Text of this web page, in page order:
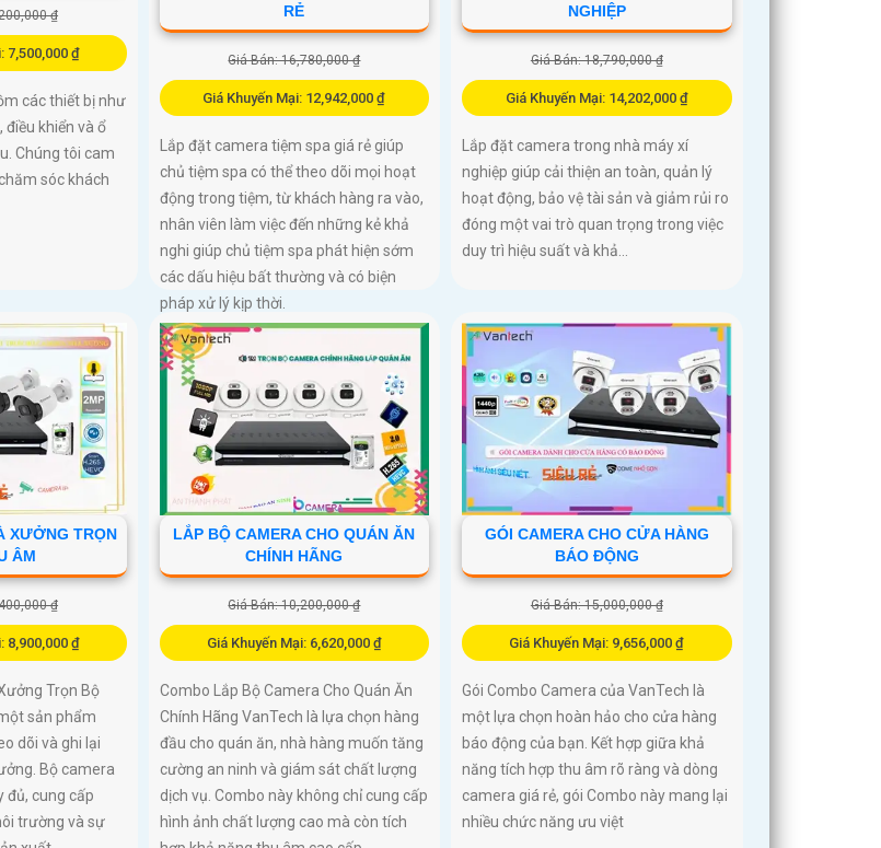
₫
7,500,000 ₫
các thiết bị như
điều khiển và ổ
Chúng tôi cam
sóc khách
RẺ
Giá Bán: 16,780,000 ₫
Giá Khuyến Mại: 12,942,000 ₫
Lắp đặt camera tiệm spa giá rẻ giúp
chủ tiệm spa có thể theo dõi mọi hoạt
động trong tiệm, từ khách hàng ra vào,
nhân viên làm việc đến những kẻ khả
nghi giúp chủ tiệm spa phát hiện sớm
các dấu hiệu bất thường và có biện
pháp xử lý kịp thời.
NGHIỆP
Giá Bán: 18,790,000 ₫
Giá Khuyến Mại: 14,202,000 ₫
Lắp đặt camera trong nhà máy xí
nghiệp giúp cải thiện an toàn, quản lý
hoạt động, bảo vệ tài sản và giảm rủi ro
đóng một vai trò quan trọng trong việc
duy trì hiệu suất và khả...
XƯỞNG TRỌN
ÂM
₫
8,900,000 ₫
Trọn Bộ
sản phẩm
dõi và ghi lại
Bộ camera
đủ, cung cấp
trường và sự
LẮP BỘ CAMERA CHO QUÁN ĂN
CHÍNH HÃNG
Giá Bán: 10,200,000 ₫
Giá Khuyến Mại: 6,620,000 ₫
Combo Lắp Bộ Camera Cho Quán Ăn
Chính Hãng VanTech là lựa chọn hàng
đầu cho quán ăn, nhà hàng muốn tăng
cường an ninh và giám sát chất lượng
dịch vụ. Combo này không chỉ cung cấp
hình ảnh chất lượng cao mà còn tích
GÓI CAMERA CHO CỬA HÀNG
BÁO ĐỘNG
Giá Bán: 15,000,000 ₫
Giá Khuyến Mại: 9,656,000 ₫
Gói Combo Camera của VanTech là
một lựa chọn hoàn hảo cho cửa hàng
báo động của bạn. Kết hợp giữa khả
năng tích hợp thu âm rõ ràng và dòng
camera giá rẻ, gói Combo này mang lại
nhiều chức năng ưu việt